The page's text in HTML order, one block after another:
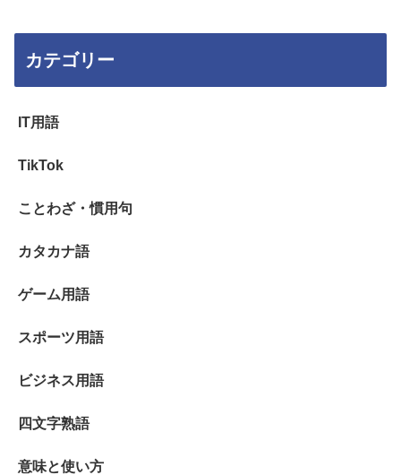
カテゴリー
IT用語
TikTok
ことわざ・慣用句
カタカナ語
ゲーム用語
スポーツ用語
ビジネス用語
四文字熟語
意味と使い方